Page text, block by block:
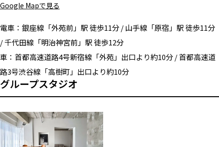
Google Mapで見る
電車： 銀座線「外苑前」駅 徒歩11分 / 山手線「原宿」駅 徒歩11分
/ 千代田線「明治神宮前」駅 徒歩12分
車： 首都高速道路4号新宿線「外苑」出口より約10分 / 首都高速道
路3号渋谷線「高樹町」出口より約10分
グループスタジオ